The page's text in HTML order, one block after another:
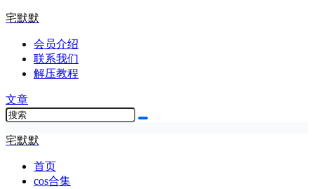
宅默默
会员介绍
联系我们
解压教程
文章
宅默默
首页
cos合集